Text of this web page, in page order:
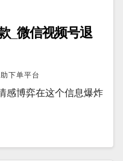
_微信视频号退
下单平台
感博弈在这个信息爆炸